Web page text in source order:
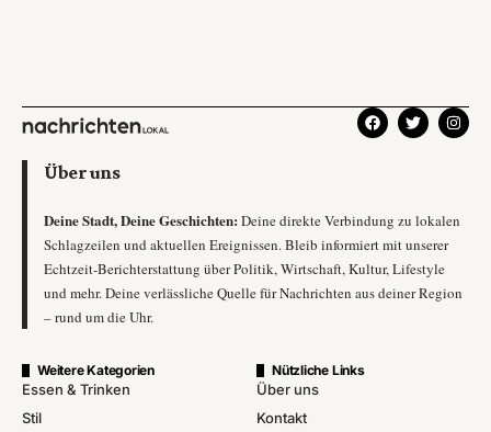
Über uns
Deine Stadt, Deine Geschichten: Deine direkte Verbindung zu lokalen
Schlagzeilen und aktuellen Ereignissen. Bleib informiert mit unserer
Echtzeit-Berichterstattung über Politik, Wirtschaft, Kultur, Lifestyle
und mehr. Deine verlässliche Quelle für Nachrichten aus deiner Region
– rund um die Uhr.
Weitere Kategorien
Essen & Trinken
Stil
Nützliche Links
Über uns
Kontakt